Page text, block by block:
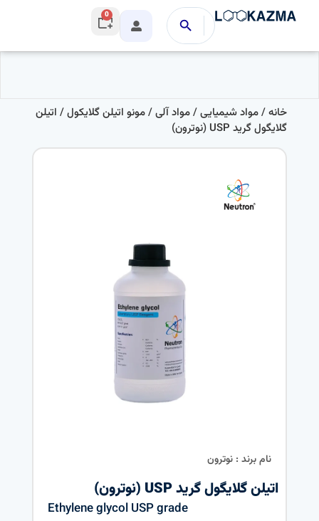
0
خانه/مواد شیمیایی/مواد آلی/مونو اتیلن گلایکول/ اتیلن
گلایگول گرید USP (نوترون)
نام برند : نوترون
اتیلن گلایگول گرید USP (نوترون)
Ethylene glycol USP grade